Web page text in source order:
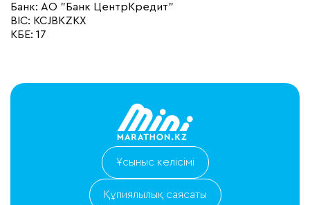
Банк: АО "Банк ЦентрКредит"
BIC: KCJBKZKX
КБЕ: 17
Ұсыныс келісімі
Құпиялылық саясаты